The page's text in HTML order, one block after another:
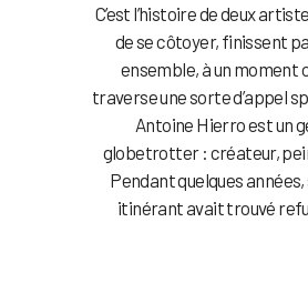
C’est l’histoire de deux
de se côtoyer, finissent
ensemble, à un moment
traverse une sorte d’appel
Antoine Hierro est un
globetrotter : créateur,
Pendant quelques
itinérant avait trouvé